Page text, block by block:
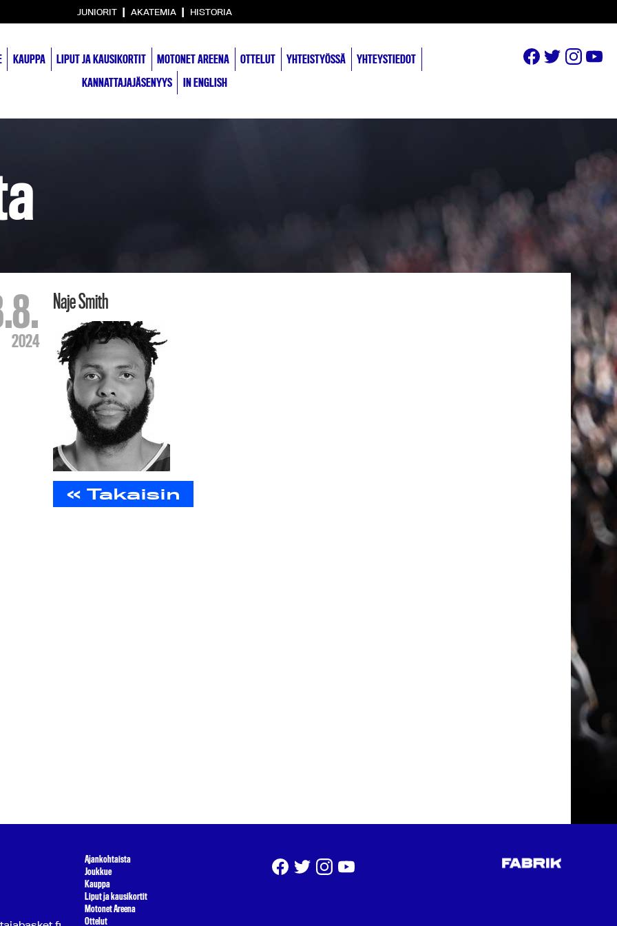
JUNIORIT | AKATEMIA | HISTORIA
KAUPPA LIPUT JA KAUSIKORTIT MOTONET AREENA OTTELUT YHTEISTYÖSSÄ
YHTEYSTIEDOT
KANNATTAJAJÄSENYYS
IN ENGLISH
2024
Naje Smith
« Takaisin
Ajankohtaista
Joukkue
Kauppa
Liput ja kausikortit
Motonet Areena
Ottelut